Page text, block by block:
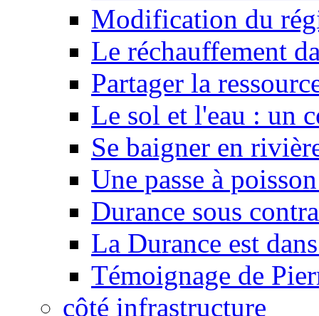
Modification du
Le réchauffement
Partager la
Le sol et l'eau : un
Se baigner en
Une passe à
Durance sous
La Durance est
Témoignage de
côté infrastructure